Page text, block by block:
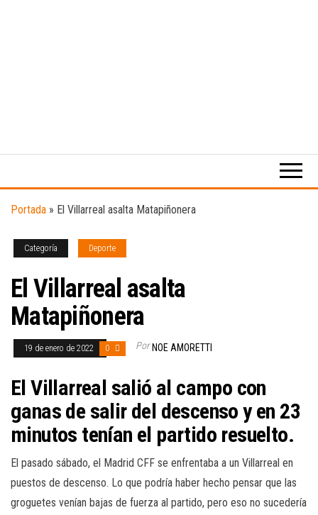
digital
el
deporte y
Portada » El Villarreal asalta Matapiñonera
Categoría Deporte
El Villarreal asalta
Matapiñonera
19 de enero de 2022 0 Por NOE AMORETTI
El Villarreal salió al campo con
ganas de salir del descenso y en 23
minutos tenían el partido resuelto.
El pasado sábado, el Madrid CFF se enfrentaba a un Villarreal en
puestos de descenso. Lo que podría haber hecho pensar que las
groguetes venían bajas de fuerza al partido, pero eso no sucedería